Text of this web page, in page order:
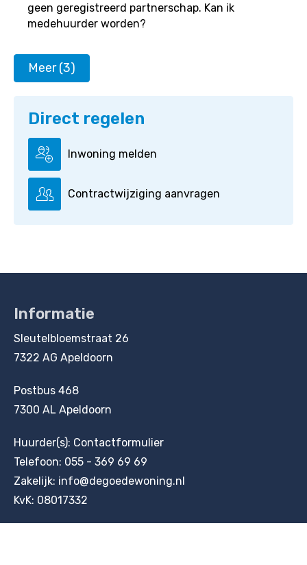
geen geregistreerd partnerschap. Kan ik
medehuurder worden?
Meer (3)
Direct regelen
Inwoning melden
Contractwijziging aanvragen
Contactinformatie
Informatie
Sleutelbloemstraat 26
7322 AG Apeldoorn
Postbus 468
7300 AL Apeldoorn
Huurder(s): Contactformulier
Telefoon: 055 - 369 69 69
Zakelijk: info@degoedewoning.nl
KvK: 08017332